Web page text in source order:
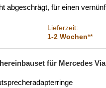
abgeschrägt, für einen
Lieferzeit:
1-2 Wochen**
für Mercedes